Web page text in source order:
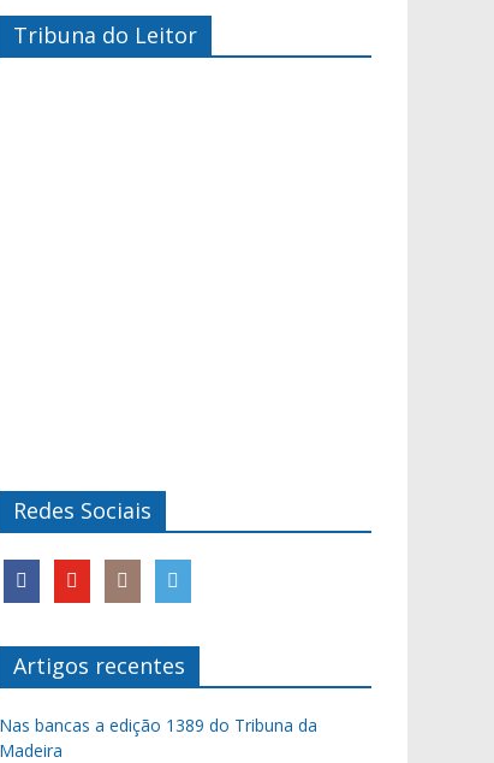
Tribuna do Leitor
Redes Sociais
Artigos recentes
Nas bancas a edição 1389 do Tribuna da
Madeira